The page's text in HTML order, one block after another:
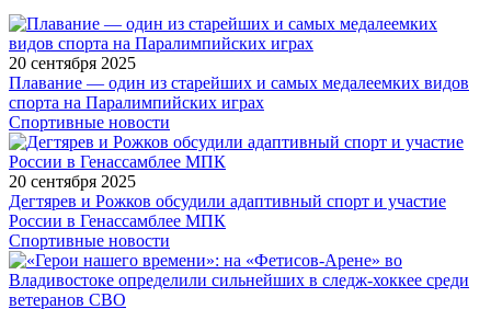
20 сентября 2025
Плавание — один из старейших и самых медалеемких видов
спорта на Паралимпийских играх
Спортивные новости
20 сентября 2025
Дегтярев и Рожков обсудили адаптивный спорт и участие
России в Генассамблее МПК
Спортивные новости